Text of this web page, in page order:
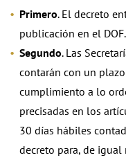
Primero. El decreto
publicación en el DOF.
Segundo. Las
contarán con un
cumplimiento a lo
precisadas en los
30 días hábiles
decreto para, de